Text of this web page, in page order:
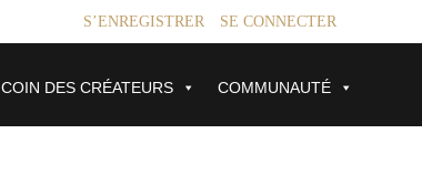
S’ENREGISTRER SE CONNECTER
COIN DES CRÉATEURS COMMUNAUTÉ